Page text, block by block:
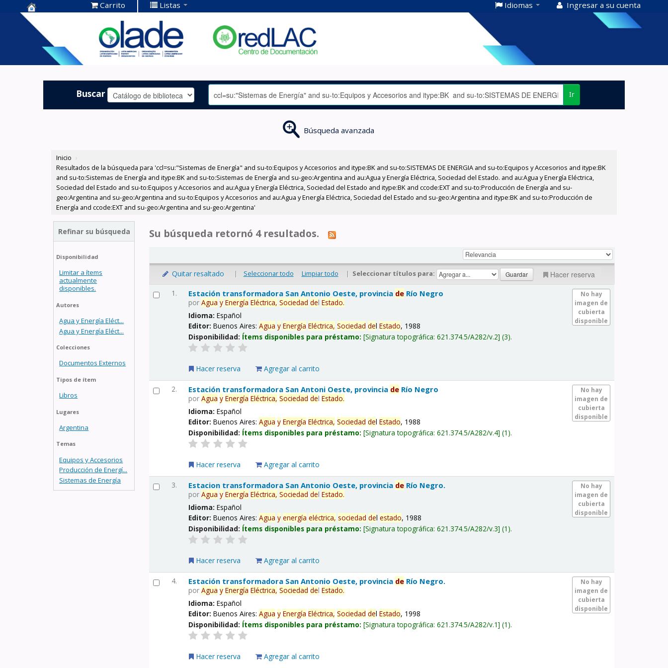
Centro de
Documentación
OLADE -
Carrito Listas Idiomas Ingresar a su cuenta
Buscar Ir
Búsqueda avanzada
Inicio ›
Resultados de la búsqueda para 'ccl=su:"Sistemas de Energía" and su-to:Equipos y Accesorios and itype:BK and su-to:SISTEMAS DE ENERGIA and su-to:Equipos y Accesorios and itype:BK
and su-to:Sistemas de Energía and itype:BK and su-to:Sistemas de Energía and su-geo:Argentina and au:Agua y Energía Eléctrica, Sociedad del Estado. and au:Agua y Energía Eléctrica,
Sociedad del Estado and su-to:Equipos y Accesorios and au:Agua y Energía Eléctrica, Sociedad del Estado and itype:BK and ccode:EXT and su-to:Producción de Energía and su-
geo:Argentina and su-geo:Argentina and su-to:Equipos y Accesorios and au:Agua y Energía Eléctrica, Sociedad del Estado and su-geo:Argentina and itype:BK and su-to:Producción de
Energía and ccode:EXT and su-geo:Argentina and su-geo:Argentina'
Refinar su búsqueda
Disponibilidad
Limitar a ítems
actualmente
disponibles.
Autores
Agua y Energía Eléct...
Agua y Energía Eléct...
Colecciones
Documentos Externos
Tipos de ítem
Libros
Lugares
Argentina
Temas
Equipos y Accesorios
Producción de Energí...
Sistemas de Energía
Su búsqueda retornó 4 resultados.
Quitar resaltado | Seleccionar todo Limpiar todo | Seleccionar títulos para: Hacer reserva
1.
No hay
imagen de
cubierta
disponible
Estación transformadora San Antonio Oeste, provincia de Río Negro
porAgua y Energía Eléctrica, Sociedad delEstado.
Idioma:Español
Editor:Buenos Aires:Agua y Energía Eléctrica, Sociedad delEstado, 1988
Disponibilidad: Ítems disponibles para préstamo: Signatura topográfica:621.374.5/A282/v.2 (3).
Hacer reserva Agregar al carrito
2.
No hay
imagen de
cubierta
disponible
Estación transformadora San Antoni Oeste, provincia de Río Negro
porAgua y Energía Eléctrica, Sociedad delEstado.
Idioma:Español
Editor:Buenos Aires:Agua y Energía Eléctrica, Sociedad delEstado, 1988
Disponibilidad: Ítems disponibles para préstamo: Signatura topográfica:621.374.5/A282/v.4 (1).
Hacer reserva Agregar al carrito
3.
No hay
imagen de
cubierta
disponible
Estacion transformadora San Antonio Oeste, provincia de Río Negro.
porAgua y Energía Eléctrica, Sociedad delEstado.
Idioma:Español
Editor:Buenos Aires:Agua y energía eléctrica, sociedad delestado, 1988
Disponibilidad: Ítems disponibles para préstamo: Signatura topográfica:621.374.5/A282/v.3 (1).
Hacer reserva Agregar al carrito
4.
No hay
imagen de
cubierta
disponible
Estación transformadora San Antonio Oeste, provincia de Río Negro.
porAgua y Energía Eléctrica, Sociedad delEstado.
Idioma:Español
Editor:Buenos Aires:Agua y Energía Eléctrica, Sociedad delEstado, 1998
Disponibilidad: Ítems disponibles para préstamo: Signatura topográfica:621.374.5/A282/v.1 (1).
Hacer reserva Agregar al carrito